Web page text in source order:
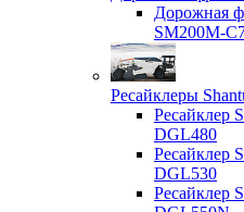
Дорожная
SM200M-
Ресайклеры
Ресайклер
DGL480
Ресайклер
DGL530
Ресайклер